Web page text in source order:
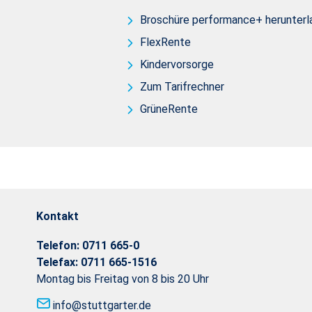
Broschüre performance+
FlexRente
Kindervorsorge
Zum Tarifrechner
GrüneRente
Kontakt
Telefon: 0711 665-0
Telefax: 0711 665-1516
Montag bis Freitag von 8 bis 20 Uhr
info@stuttgarter.de